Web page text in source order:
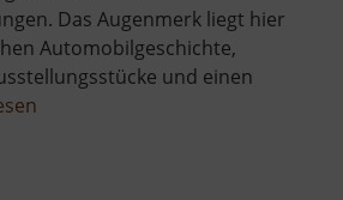
Das Augenmerk liegt hier
Automobilgeschichte,
und einen